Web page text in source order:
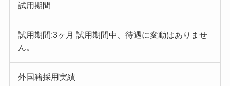
試用期間
試用期間:3ヶ月 試用期間中、待遇に変動はありませ
ん。
外国籍採用実績